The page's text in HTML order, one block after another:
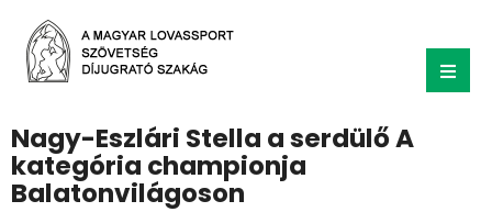
Nagy-Eszlári Stella a serdülő A
kategória championja
Balatonvilágoson